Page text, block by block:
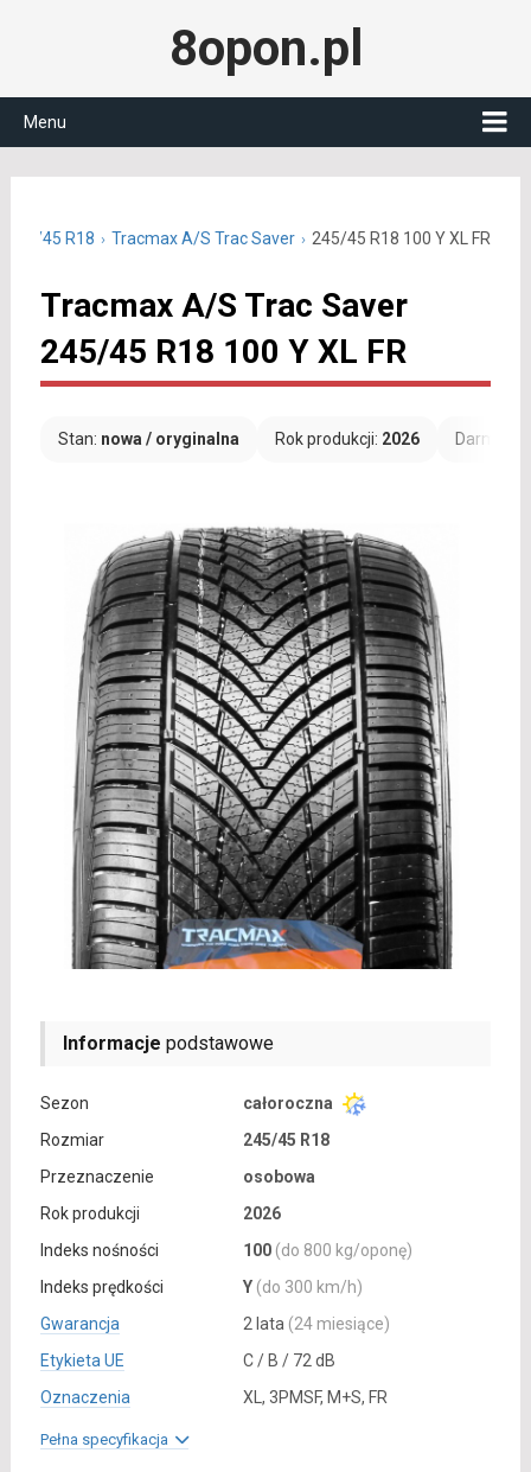
8opon.pl
Menu
245/45 R18 Tracmax A/S Trac Saver 245/45 R18 100 Y XL FR
Tracmax A/S Trac Saver
245/45 R18 100 Y XL FR
Stan: nowa / oryginalna Rok produkcji: 2026
Informacje podstawowe
Sezon
całoroczna
Rozmiar
245/45 R18
Przeznaczenie
osobowa
Rok produkcji
2026
Indeks nośności
100 (do 800 kg/oponę)
Indeks prędkości
Y (do 300 km/h)
Gwarancja
2 lata (24 miesiące)
Etykieta UE
C / B / 72 dB
Oznaczenia
XL, 3PMSF, M+S, FR
Pełna specyfikacja